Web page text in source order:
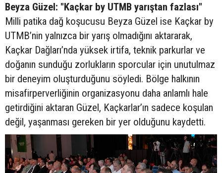
Beyza Güzel: "Kaçkar by UTMB yarıştan fazlası"
Milli patika dağ koşucusu Beyza Güzel ise Kaçkar by
UTMB’nin yalnızca bir yarış olmadığını aktararak,
Kaçkar Dağları’nda yüksek irtifa, teknik parkurlar ve
doğanın sunduğu zorlukların sporcular için unutulmaz
bir deneyim oluşturduğunu söyledi. Bölge halkının
misafirperverliğinin organizasyonu daha anlamlı hale
getirdiğini aktaran Güzel, Kaçkarlar’ın sadece koşulan
değil, yaşanması gereken bir yer olduğunu kaydetti.